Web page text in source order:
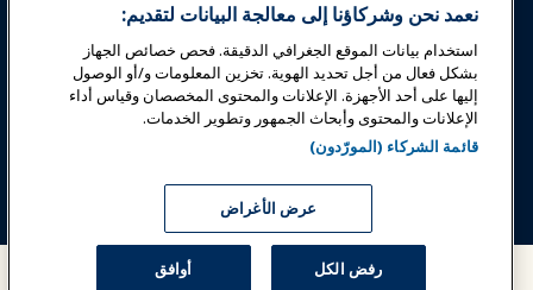
شركاء
Copyright © 2026 الجمعية الدولية للحدائق الترفيهية والمعالم. جميع
الحقوق محفوظة.
سياسة الخصوصية
شروط الخدمة
إشعار الترجمة
إدارة التفضيلات
نعمد نحن وشركاؤنا إلى معالجة البيانات لتقديم:
استخدام بيانات الموقع الجغرافي الدقيقة. فحص خصائص الجهاز
بشكل فعال من أجل تحديد الهوية. تخزين المعلومات و/أو الوصول
إليها على أحد الأجهزة. الإعلانات والمحتوى المخصصان وقياس أداء
الإعلانات والمحتوى وأبحاث الجمهور وتطوير الخدمات.
قائمة الشركاء (المورّدون)
عرض الأغراض
رفض الكل أوافق